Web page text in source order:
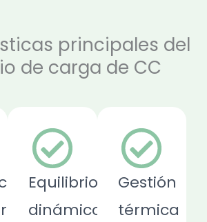
principales del
de carga de CC
Equilibrio
dinámico
Gestión
térmica